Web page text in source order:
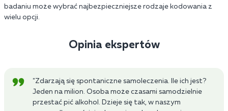
badaniu może wybrać najbezpieczniejsze rodzaje kodowania z
wielu opcji.
Opinia ekspertów
"Zdarzają się spontaniczne samoleczenia. Ile ich jest?
Jeden na milion. Osoba może czasami samodzielnie
przestać pić alkohol. Dzieje się tak, w naszym